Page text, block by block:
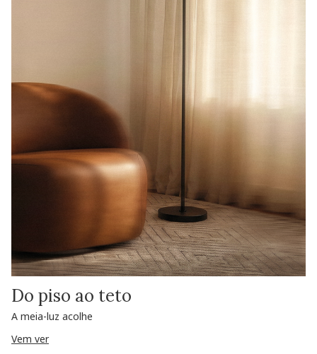
Do piso ao teto
A meia-luz acolhe
Vem ver